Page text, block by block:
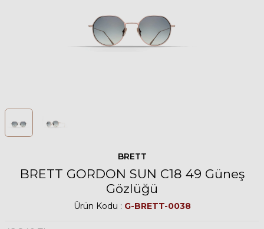
BRETT
BRETT GORDON SUN C18 49 Güneş
Gözlüğü
Ürün Kodu : G-BRETT-0038